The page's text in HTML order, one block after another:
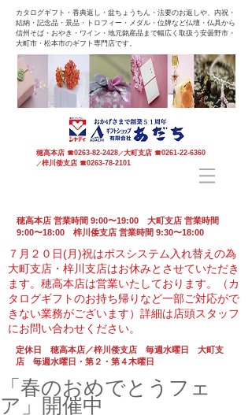
カタログギフト・香典返し・盆ちょうちん・法要のお返しや、内祝・
結納・記念品・景品・トロフィー・メダル・位牌など仏壇・仏具から
信州そば・おやき・ワイン・地元銘産品まで幅広く取扱う安曇野市・
大町市・松本市のギフト専門店です。
穂高本店 ☎0263-82-2428 ／大町支店 ☎0261-22-6360
／梓川倭支店 ☎0263-78-2101
穂高本店 営業時間 9:00〜19:00 大町支店 営業時間
9:00〜18:00 梓川倭支店 営業時間 9:30〜18:00
７月２０日(月)祝はポスシステム入れ替えの為
大町支店・梓川支店はお休みとさせていただき
ます。 穂高本店は営業いたしております。（カ
タログギフトのお持ち帰りなど一部ご対応がで
きない業務がございます） 詳細は店頭スタッフ
にお問い合わせください。
定休日 穂高本店／梓川倭支店 毎週水曜日 大町支
店 毎週水曜日・第２・第４木曜日
「春のおめでとうフェ
ア」開催中